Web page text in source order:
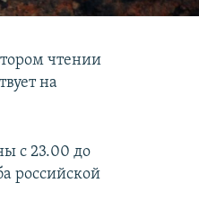
чтении
на
с 23.00 до
российской